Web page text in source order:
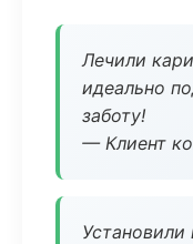
Лечили
идеально
заботу!
— Клиент